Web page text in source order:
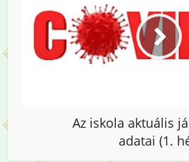
Az iskola aktuális
adatai (1.